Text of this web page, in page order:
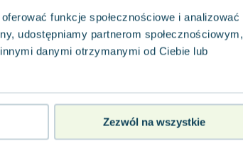
funkcje społecznościowe i analizować
udostępniamy partnerom społecznościowym,
danymi otrzymanymi od Ciebie lub
Zezwól na wszystkie
,2021| praca zbiorowa,opracowanie zbiorowe ,
oferuje różnorodny
grozy i zjawisk nadprzyrodzonych.